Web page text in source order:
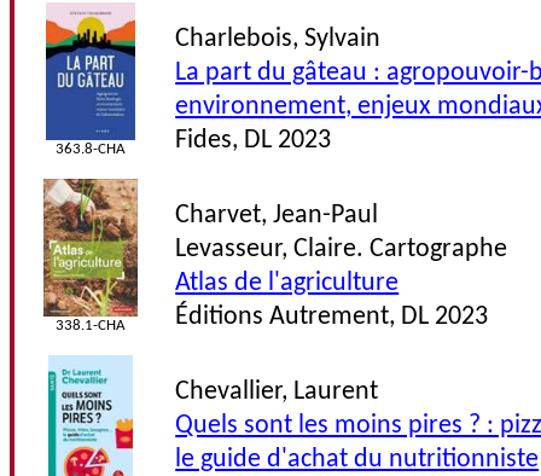
363.8-CHA
Charlebois, Sylvain
La part du gâteau : agropouvoir-
environnement, enjeux
Fides, DL 2023
338.1-CHA
Charvet, Jean-Paul
Levasseur, Claire. Cartographe
Atlas de l'agriculture
Éditions Autrement, DL 2023
Chevallier, Laurent
Quels sont les moins pires ? :
le guide d'achat du nutritionniste